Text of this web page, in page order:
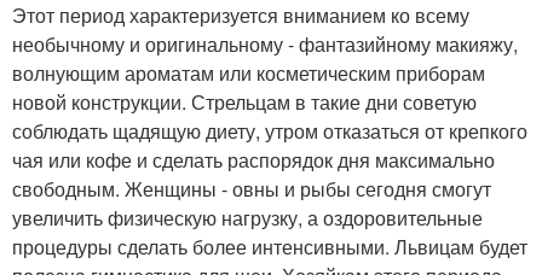
Этот период характеризуется вниманием ко всему
необычному и оригинальному - фантазийному макияжу,
волнующим ароматам или косметическим приборам
новой конструкции. Стрельцам в такие дни советую
соблюдать щадящую диету, утром отказаться от крепкого
чая или кофе и сделать распорядок дня максимально
свободным. Женщины - овны и рыбы сегодня смогут
увеличить физическую нагрузку, а оздоровительные
процедуры сделать более интенсивными. Львицам будет